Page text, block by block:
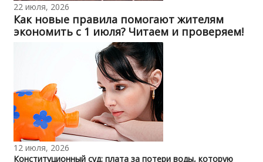
22 июля, 2026
Как новые правила помогают жителям
экономить с 1 июля? Читаем и проверяем!
12 июля, 2026
Конституционный суд: плата за потери воды, которую